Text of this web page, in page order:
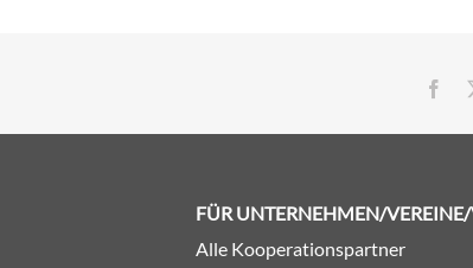
FÜR UNTERNEHMEN/
Alle Kooperationspartner